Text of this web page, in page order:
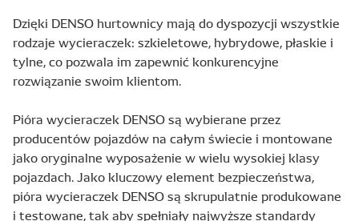
Dzięki DENSO hurtownicy mają do dyspozycji wszystkie
rodzaje wycieraczek: szkieletowe, hybrydowe, płaskie i
tylne, co pozwala im zapewnić konkurencyjne
rozwiązanie swoim klientom.
Pióra wycieraczek DENSO są wybierane przez
producentów pojazdów na całym świecie i montowane
jako oryginalne wyposażenie w wielu wysokiej klasy
pojazdach. Jako kluczowy element bezpieczeństwa,
pióra wycieraczek DENSO są skrupulatnie produkowane
i testowane, tak aby spełniały najwyższe standardy